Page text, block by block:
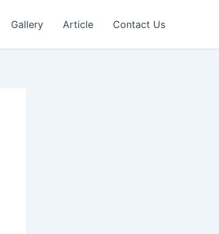
Gallery Article Contact Us